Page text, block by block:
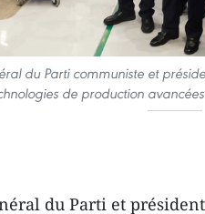
du Parti communiste et
de production
du Parti et